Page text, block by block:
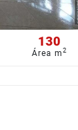
130
Área m 2